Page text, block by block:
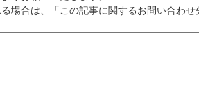
場合は、「この記事に関するお問い合わせ